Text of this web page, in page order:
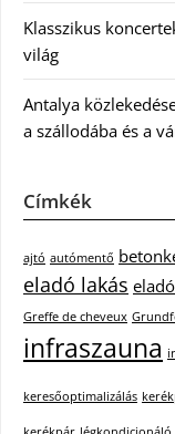
Klasszikus
világ
Antalya
a szállodába és a
Címkék
ajtó autómentő
eladó lakás
Greffe de cheveux
infraszauna
keresőoptimalizálás